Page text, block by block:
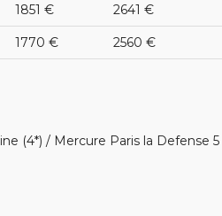
1851 € 2641 €
1770 € 2560 €
(4*) / Mercure Paris la Defense 5